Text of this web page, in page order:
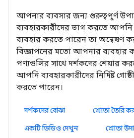
আপনার ব্যবসার জন্য গুরুত্বপূর্ণ
ব্যবহারকারীদের ভাগ করতে আপনি
ব্যবহার করতে পারেন তা অন্বেষণ
বিজ্ঞাপনের মতো আপনার ব্যবহার
পণ্যগুলির সাথে দর্শকদের শেয়ার
আপনি ব্যবহারকারীদের নির্দিষ্ট
করতে পারেন।
দর্শকদের বোঝা
শ্রোতা তৈরি
একটি ভিডিও দেখুন
শ্রোতা